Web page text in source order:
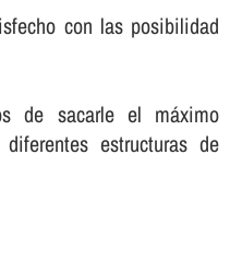
con las posibilidad
de sacarle el máximo
estructuras de